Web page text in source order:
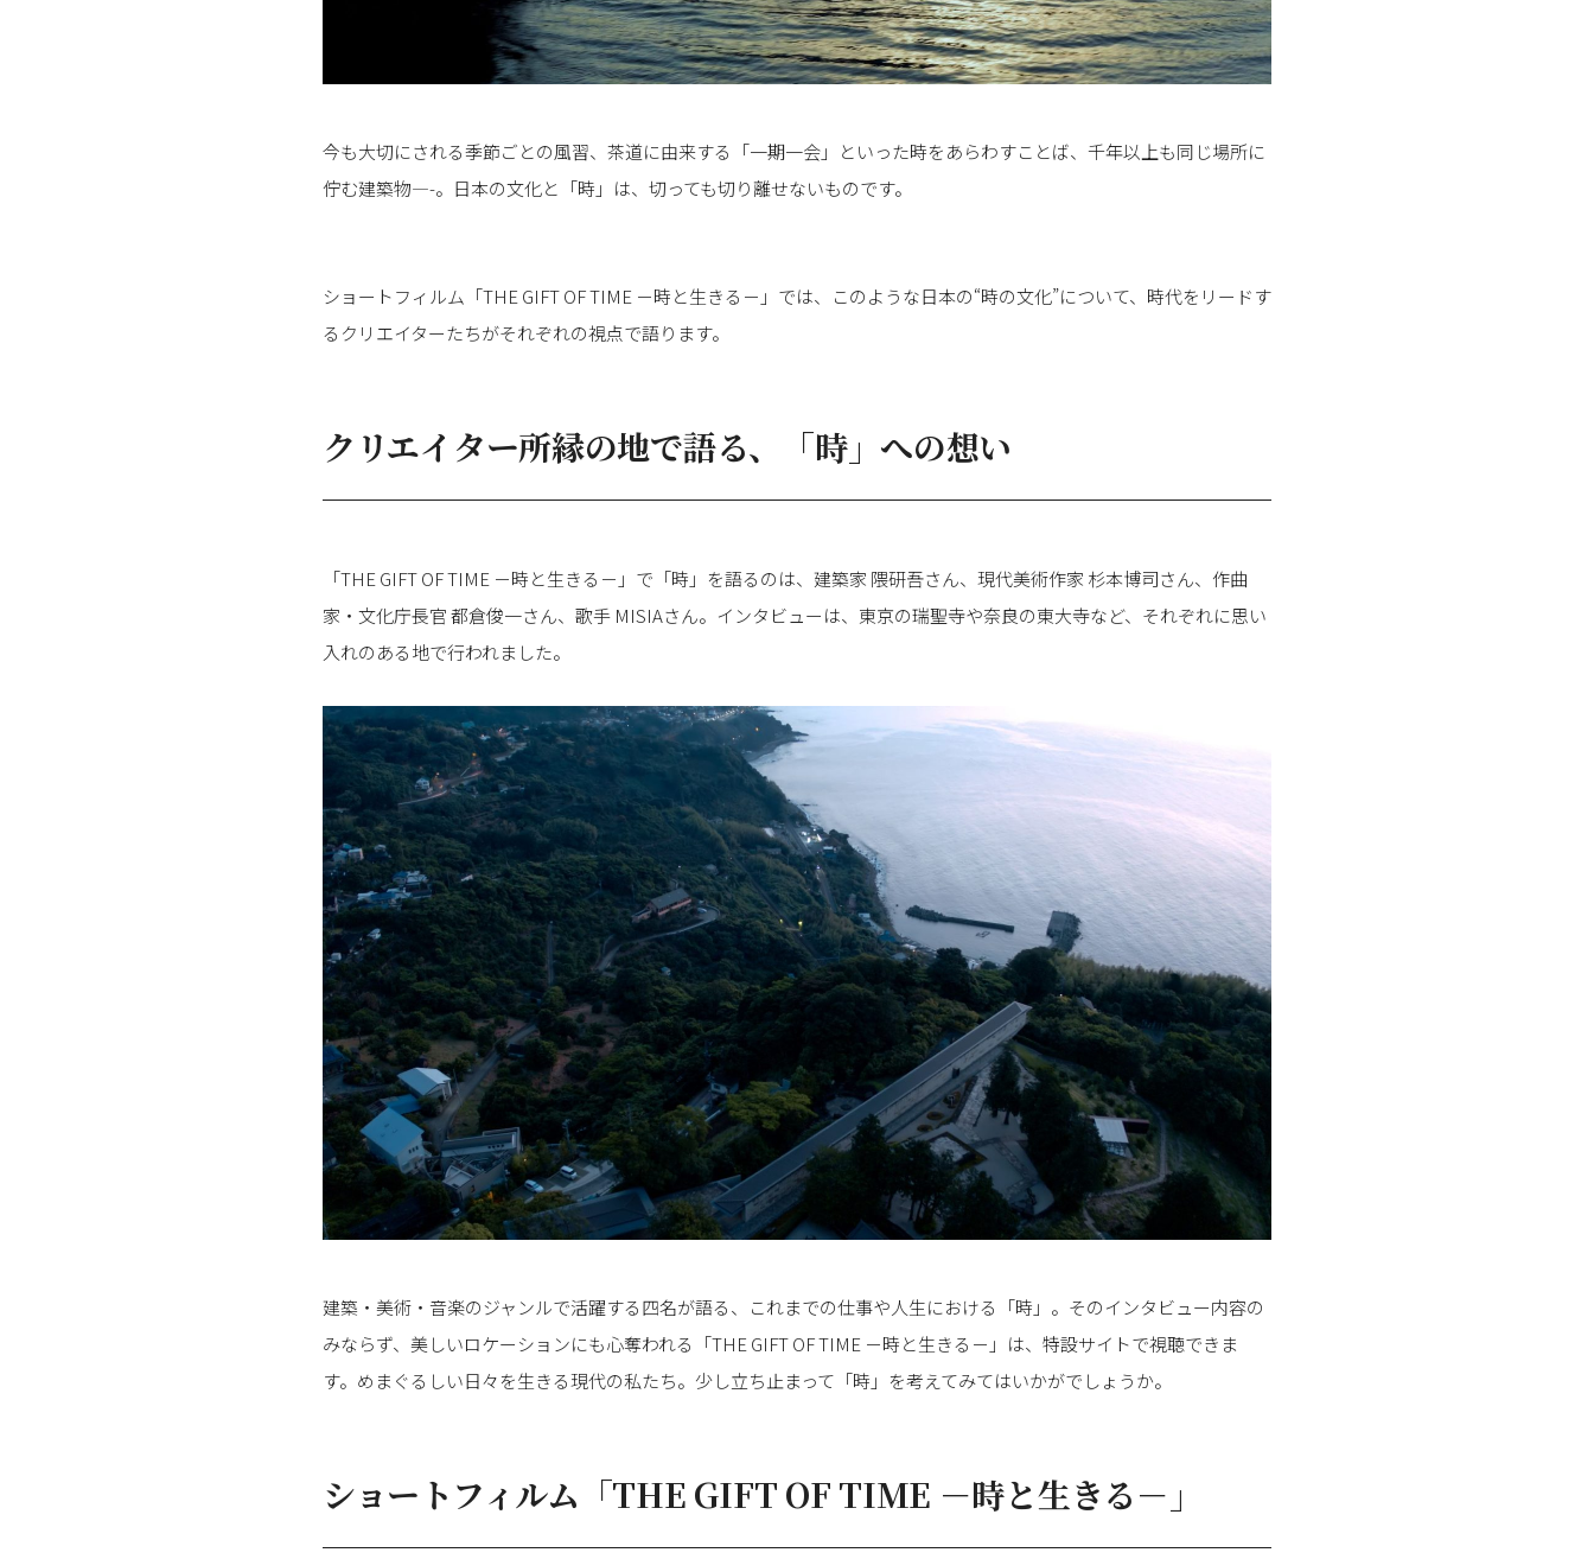
今も大切にされる季節ごとの風習、茶道に由来する「一期一会」といった時をあらわすことば、千年以上も同じ場所に
佇む建築物—-。日本の文化と「時」は、切っても切り離せないものです。
ショートフィルム「THE GIFT OF TIME －時と生きる－」では、このような日本の“時の文化”について、時代をリードす
るクリエイターたちがそれぞれの視点で語ります。
クリエイター所縁の地で語る、「時」への想い
「THE GIFT OF TIME －時と生きる－」で「時」を語るのは、建築家 隈研吾さん、現代美術作家 杉本博司さん、作曲
家・文化庁長官 都倉俊一さん、歌手 MISIAさん。インタビューは、東京の瑞聖寺や奈良の東大寺など、それぞれに思い
入れのある地で行われました。
建築・美術・音楽のジャンルで活躍する四名が語る、これまでの仕事や人生における「時」。そのインタビュー内容の
みならず、美しいロケーションにも心奪われる「THE GIFT OF TIME －時と生きる－」は、特設サイトで視聴できま
す。めまぐるしい日々を生きる現代の私たち。少し立ち止まって「時」を考えてみてはいかがでしょうか。
ショートフィルム「THE GIFT OF TIME －時と生きる－」